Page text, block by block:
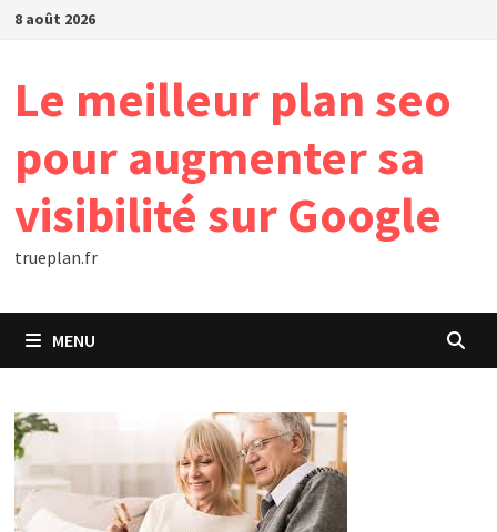
Passer
8 août 2026
Le meilleur plan seo
pour augmenter sa
visibilité sur Google
trueplan.fr
MENU